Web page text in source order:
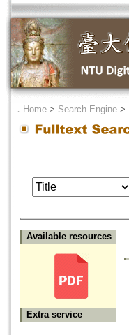
． Home > Search Engine >
Available resources
Extra service